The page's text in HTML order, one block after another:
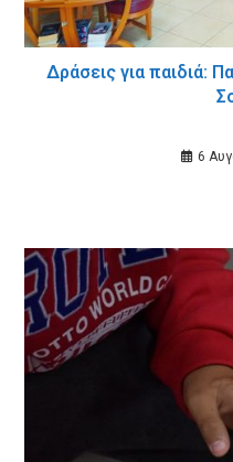
Δράσεις για παιδιά:
6